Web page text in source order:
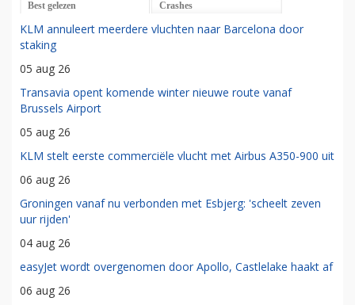
Best gelezen Crashes
KLM annuleert meerdere vluchten naar Barcelona door
staking
05 aug 26
Transavia opent komende winter nieuwe route vanaf
Brussels Airport
05 aug 26
KLM stelt eerste commerciële vlucht met Airbus A350-900 uit
06 aug 26
Groningen vanaf nu verbonden met Esbjerg: 'scheelt zeven
uur rijden'
04 aug 26
easyJet wordt overgenomen door Apollo, Castlelake haakt af
06 aug 26